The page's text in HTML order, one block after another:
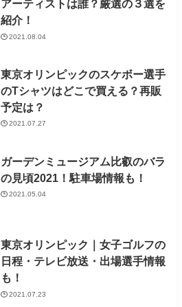
アーティストは誰？厳選の３選を
紹介！
2021.08.04
東京オリンピックのスケボー選手
のTシャツはどこで買える？再販
予定は？
2021.07.27
ガーデンミュージアム比叡のバラ
の見頃2021！駐車場情報も！
2021.05.04
東京オリンピック｜女子ゴルフの
日程・テレビ放送・出場選手情報
も！
2021.07.23